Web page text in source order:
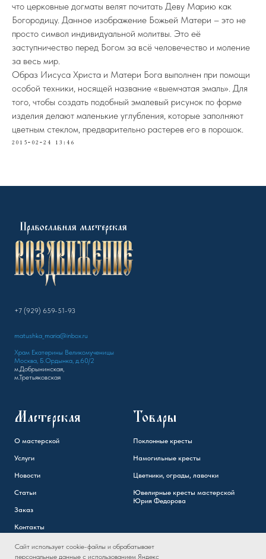
что церковные догматы велят почитать Деву Марию как
Богородицу. Данное изображение Божьей Матери – это не
просто символ индивидуальной молитвы. Это её
заступничество перед Богом за всё человечество и моление
за весь мир.
Образ Иисуса Христа и Матери Бога выполнен при помощи
особой техники, носящей название «выемчатая эмаль». Для
того, чтобы создать подобный эмалевый рисунок по форме
изделия делают маленькие углубления, которые заполняют
цветным стеклом, предварительно растерев его в порошок.
2015-02-24 13:46
Сайт использует cookie-файлы и обрабатывает
персональные данные с использованием Яндекс
+7 (929) 659-51-93
matushka_maria@inbox.ru
Храм Екатерины Великомученицы
Москва, Б.Ордынка, д.60/2
м.Добрынинская,
м.Третьяковская
Мастерская
О мастерской
Услуги
Новости
Статьи
Заказ
Контакты
Товары
Поклонные кресты
Намогильные кресты
Цветники, ограды, лавочки
Ювелирные кресты мастерской
Юрия Федорова